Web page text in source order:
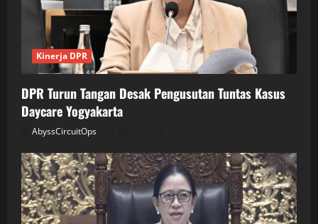
Kinerja DPR
DPR Turun Tangan Desak Pengusutan Tuntas Kasus
Daycare Yogyakarta
AbyssCircuitOps